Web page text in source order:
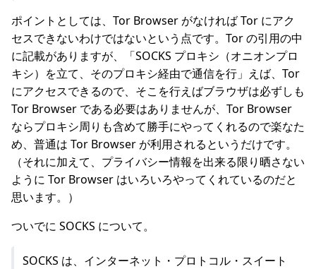
ポイントとしては、Tor Browser がなければ Tor にアク
セスできないわけではないという点です。Tor の引用の中
に記載がありますが、「SOCKS プロキシ（オニオンプロ
キシ）を立て、そのプロキシ経由で通信を行」えば、Tor
にアクセスできるので、そこを行えばブラウザは必ずしも
Tor Browser である必要はありませんが、Tor Browser
ならプロキシ周りも含めて勝手にやってくれるので楽なた
め、普通は Tor Browser が利用されるというだけです。
（それに加えて、プライバシー情報を出来る限り晒さない
ように Tor Browser はいろいろやってくれているのだと
思います。）
ついでに SOCKS について。
SOCKS は、インターネット・プロトコル・スイート